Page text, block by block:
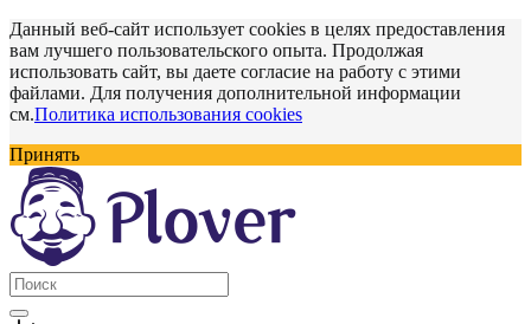
Данный веб-сайт использует cookies в целях предоставления
вам лучшего пользовательского опыта. Продолжая
использовать сайт, вы даете согласие на работу с этими
файлами. Для получения дополнительной информации
см.Политика использования cookies
Принять